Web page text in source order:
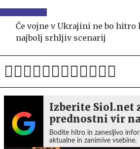
Če vojne v Ukrajini ne bo hitro
najbolj srhljiv scenarij
Izberite Siol.net
prednostni vir
Bodite hitro in zanesljivo
aktualne in zanimive vsebine.